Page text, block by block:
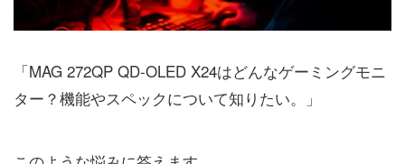
「MAG 272QP QD-OLED X24はどんなゲーミングモニ
ター？機能やスペックについて知りたい。」